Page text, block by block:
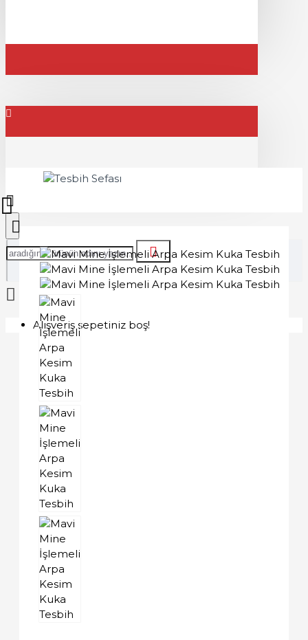
Alışveriş sepetiniz boş!